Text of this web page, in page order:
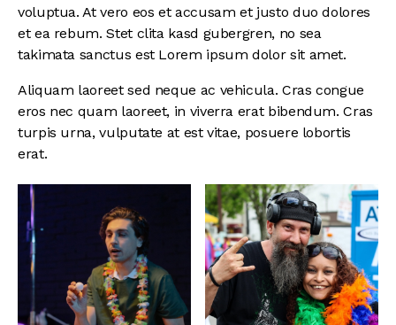
voluptua. At vero eos et accusam et justo duo dolores
et ea rebum. Stet clita kasd gubergren, no sea
takimata sanctus est Lorem ipsum dolor sit amet.
Aliquam laoreet sed neque ac vehicula. Cras congue
eros nec quam laoreet, in viverra erat bibendum. Cras
turpis urna, vulputate at est vitae, posuere lobortis
erat.